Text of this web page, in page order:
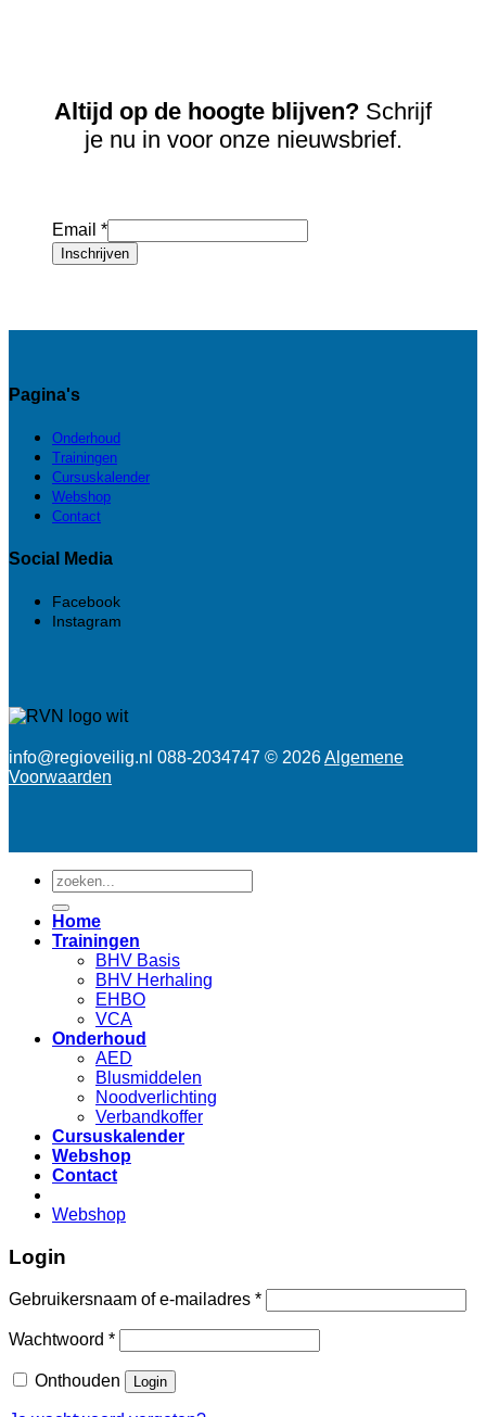
Altijd op de hoogte blijven? Schrijf
je nu in voor onze nieuwsbrief.
Email *
Inschrijven
Pagina's
Onderhoud
Trainingen
Cursuskalender
Webshop
Contact
Social Media
Facebook
Instagram
info@regioveilig.nl 088-2034747 © 2026Algemene
Voorwaarden
Zoeken
naar:
Home
Trainingen
BHV Basis
BHV Herhaling
EHBO
VCA
Onderhoud
AED
Blusmiddelen
Noodverlichting
Verbandkoffer
Cursuskalender
Webshop
Contact
Webshop
Login
Gebruikersnaam of e-mailadres *
Wachtwoord *
Onthouden Login